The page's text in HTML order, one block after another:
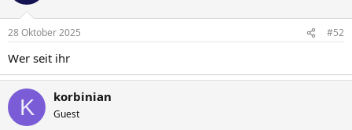
28 Oktober 2025 #52
Wer seit ihr
K korbinian
Guest